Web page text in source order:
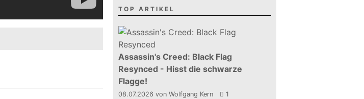
TOP ARTIKEL
Assassin's Creed: Black Flag
Resynced - Hisst die schwarze
Flagge!
08.07.2026 von Wolfgang Kern 1